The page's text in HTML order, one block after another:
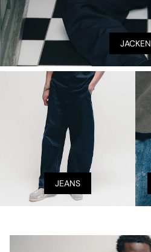
JACKEN
JEANS